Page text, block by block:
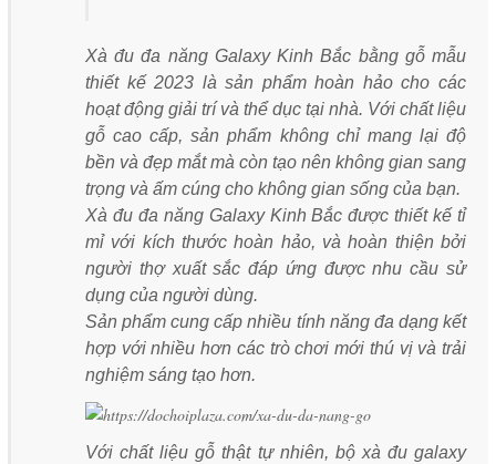
Xà đu đa năng Galaxy Kinh Bắc bằng gỗ mẫu
thiết kế 2023 là sản phẩm hoàn hảo cho các
hoạt động giải trí và thể dục tại nhà. Với chất liệu
gỗ cao cấp, sản phẩm không chỉ mang lại độ
bền và đẹp mắt mà còn tạo nên không gian sang
trọng và ấm cúng cho không gian sống của bạn.
Xà đu đa năng Galaxy Kinh Bắc được thiết kế tỉ
mỉ với kích thước hoàn hảo, và hoàn thiện bởi
người thợ xuất sắc đáp ứng được nhu cầu sử
dụng của người dùng.
Sản phẩm cung cấp nhiều tính năng đa dạng kết
hợp với nhiều hơn các trò chơi mới thú vị và trải
nghiệm sáng tạo hơn.
Với chất liệu gỗ thật tự nhiên, bộ xà đu galaxy